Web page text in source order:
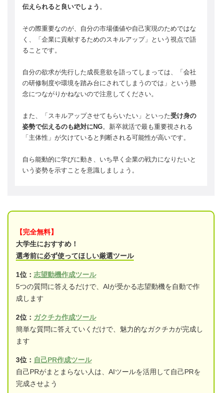
伝えられると良いでしょう 。
その際重要なのが、自分の市場価値や自己実現のためではな
く、「企業に貢献するためのスキルアップ」という視点で語
ることです。
自分の欲求が先行した成長意欲を語ってしまっては、「会社
の研修制度や環境を踏み台にされてしまうのでは」という懸
念につながりかねないので注意してください。
また、「スキルアップさせてもらいたい」といった受け身の
姿勢で伝えるのも絶対にNG。新卒就活で最も重要視される
「主体性」が欠けていると判断される可能性が高いです。
自ら能動的に学びに動き、いち早く企業の戦力になりたいと
いう姿勢を示すことを意識しましょう。
【完全無料】
大学生におすすめ！
選考前に必ず使ってほしい厳選ツール
1位： 志望動機作成ツール
5つの質問に答えるだけで、AIが受かる志望動機を自動で作
成します
2位： ガクチカ作成ツール
簡単な質問に答えていくだけで、魅力的なガクチカが完成し
ます
3位： 自己PR作成ツール
自己PRがまとまらない人は、AIツールを活用して自己PRを
完成させよう